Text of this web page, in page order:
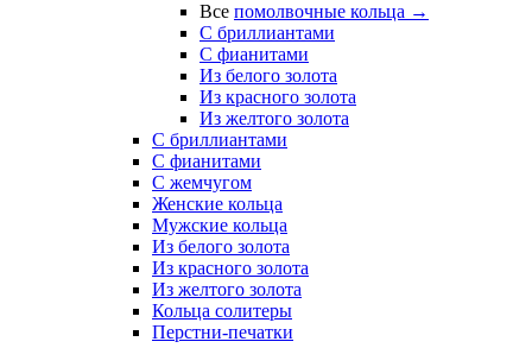
Все помолвочные кольца →
С бриллиантами
С фианитами
Из белого золота
Из красного золота
Из желтого золота
С бриллиантами
С фианитами
С жемчугом
Женские кольца
Мужские кольца
Из белого золота
Из красного золота
Из желтого золота
Кольца солитеры
Перстни-печатки